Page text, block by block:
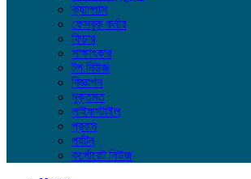
ক্যাম্পাস
ফেসবুক কর্নার
ফিচার
সাক্ষাৎকার
টপ নিউজ
বিজ্ঞাপন
মুক্তমত
লাইফস্টাইল
প্রবাস
পর্যটন
কর্পোরেট নিউজ